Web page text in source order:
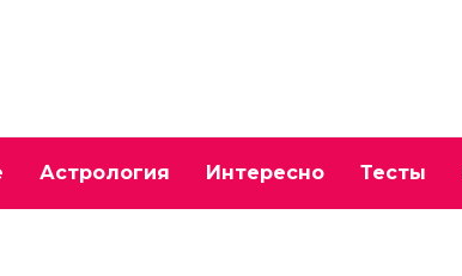
Астрология Интересно Тесты